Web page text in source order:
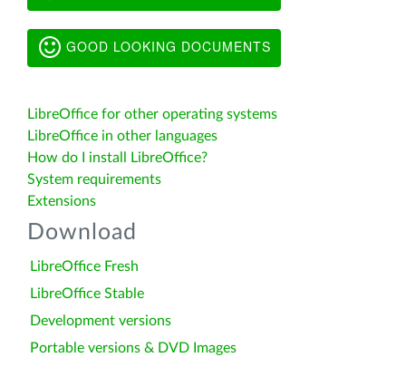
GOOD LOOKING DOCUMENTS
LibreOffice for other operating systems
LibreOffice in other languages
How do I install LibreOffice?
System requirements
Extensions
Download
LibreOffice Fresh
LibreOffice Stable
Development versions
Portable versions & DVD Images